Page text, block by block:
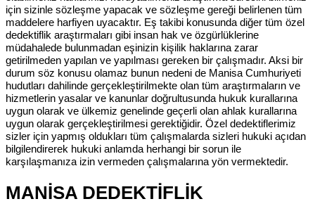
için sizinle sözleşme yapacak ve sözleşme gereği belirlenen tüm
maddelere harfiyen uyacaktır. Eş takibi konusunda diğer tüm özel
dedektiflik araştırmaları gibi insan hak ve özgürlüklerine
müdahalede bulunmadan eşinizin kişilik haklarına zarar
getirilmeden yapılan ve yapılması gereken bir çalışmadır. Aksi bir
durum söz konusu olamaz bunun nedeni de Manisa Cumhuriyeti
hudutları dahilinde gerçekleştirilmekte olan tüm araştırmaların ve
hizmetlerin yasalar ve kanunlar doğrultusunda hukuk kurallarına
uygun olarak ve ülkemiz genelinde geçerli olan ahlak kurallarına
uygun olarak gerçekleştirilmesi gerektiğidir. Özel dedektiflerimiz
sizler için yapmış oldukları tüm çalışmalarda sizleri hukuki açıdan
bilgilendirerek hukuki anlamda herhangi bir sorun ile
karşılaşmanıza izin vermeden çalışmalarına yön vermektedir.
MANİSA DEDEKTİFLİK